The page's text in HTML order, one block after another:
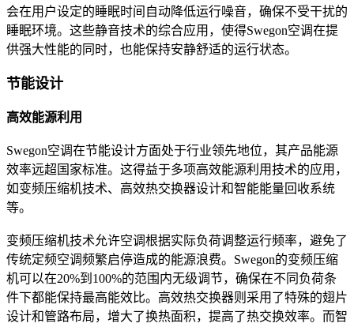
会在用户设定的睡眠时间自动降低运行噪音，确保不受干扰的
睡眠环境。这些静音技术的综合应用，使得Swegon空调在提
供强大性能的同时，也能保持安静舒适的运行状态。
节能设计
高效能源利用
Swegon空调在节能设计方面处于行业领先地位，其产品能源
效率远超国家标准。这得益于多项高效能源利用技术的应用，
如变频压缩机技术、高效热交换器设计和智能能量回收系统
等。
变频压缩机技术允许空调根据实际负荷调整运行频率，避免了
传统定频空调频繁启停造成的能源浪费。Swegon的变频压缩
机可以在20%到100%的范围内无级调节，确保在不同负荷条
件下都能保持最高能效比。高效热交换器则采用了特殊的翅片
设计和管路布局，增大了换热面积，提高了热交换效率。而智